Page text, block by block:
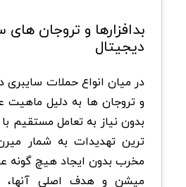
بدافزارها و تروجان
دیجیتال
در میان انواع حملات سایبری
و تروجان ها به دلیل ماهیت
بدون نیاز به تعامل مستقیم
ترین تهدیدات به شمار
مخرب بدون ایجاد هیچ گونه
میشن و هدف اصلی آنها،